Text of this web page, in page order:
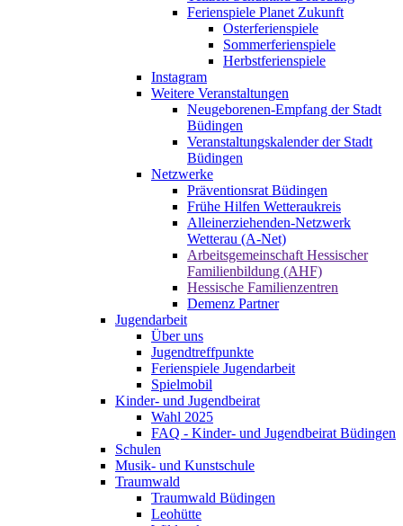
Ferienspiele Planet Zukunft
Osterferienspiele
Sommerferienspiele
Herbstferienspiele
Instagram
Weitere Veranstaltungen
Neugeborenen-Empfang der Stadt
Büdingen
Veranstaltungskalender der Stadt
Büdingen
Netzwerke
Präventionsrat Büdingen
Frühe Hilfen Wetteraukreis
Alleinerziehenden-Netzwerk
Wetterau (A-Net)
Arbeitsgemeinschaft Hessischer
Familienbildung (AHF)
Hessische Familienzentren
Demenz Partner
Jugendarbeit
Über uns
Jugendtreffpunkte
Ferienspiele Jugendarbeit
Spielmobil
Kinder- und Jugendbeirat
Wahl 2025
FAQ - Kinder- und Jugendbeirat Büdingen
Schulen
Musik- und Kunstschule
Traumwald
Traumwald Büdingen
Leohütte